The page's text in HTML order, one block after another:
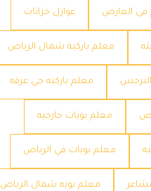
في العارض عوازل خزانات
معلم باركية شمال الرياض
معلم باركيه حي عرقه
معلم بويات خارجيه
معلم بويات في الرياض
معلم بويه شمال الرياض